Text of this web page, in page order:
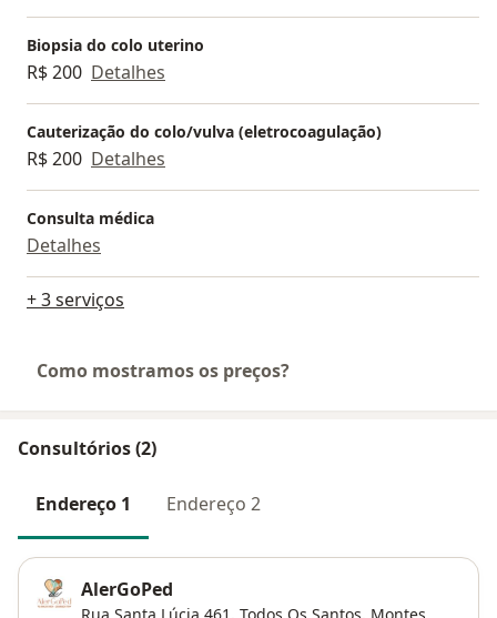
Biopsia do colo uterino
R$ 200 Detalhes
Cauterização do colo/vulva (eletrocoagulação)
R$ 200 Detalhes
Consulta médica
Detalhes
+ 3 serviços
Como mostramos os preços?
Consultórios (2)
Endereço 1 Endereço 2
AlerGoPed
Rua Santa Lúcia 461, Todos Os Santos, Montes